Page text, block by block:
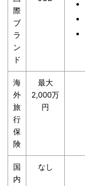
際
ブ
ラ
ン
ド
海
外
旅
行
保
険
最大
2,000万
円
国
内
なし